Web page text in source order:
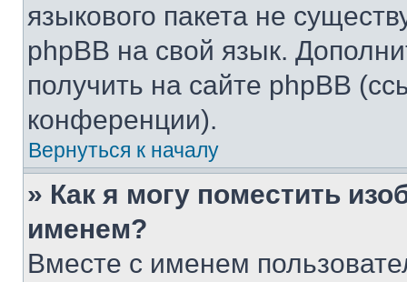
языкового пакета не
phpBB на свой язык.
получить на сайте phpBB
конференции).
Вернуться к началу
» Как я могу поместить
именем?
Вместе с именем